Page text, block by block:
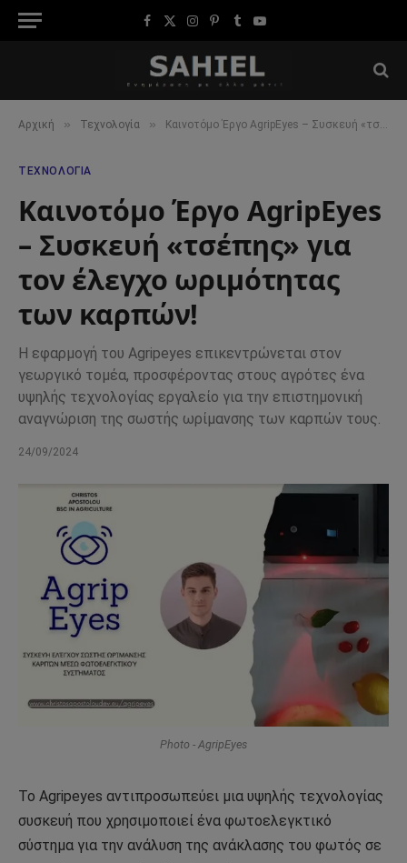
Facebook
X
Instagram
Pinterest
TumblrYouTube
Αρχική » Τεχνολογία » Καινοτόμο Έργο AgripEyes – Συσκευή «τσέπης» για τον έλεγχο ωριμότητας των καρπών!
ΤΕΧΝΟΛΟΓΊΑ
Καινοτόμο Έργο AgripEyes
– Συσκευή «τσέπης» για
τον έλεγχο ωριμότητας
των καρπών!
Η εφαρμογή του Agripeyes επικεντρώνεται στον
γεωργικό τομέα, προσφέροντας στους αγρότες ένα
υψηλής τεχνολογίας εργαλείο για την επιστημονική
αναγνώριση της σωστής ωρίμανσης των καρπών τους.
24/09/2024
Photo - AgripEyes
Το Agripeyes αντιπροσωπεύει μια υψηλής τεχνολογίας
συσκευή που χρησιμοποιεί ένα φωτοελεγκτικό
σύστημα για την ανάλυση της ανάκλασης του φωτός σε